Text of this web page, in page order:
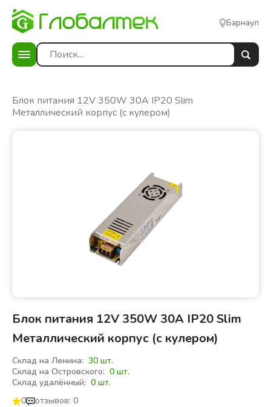
Барнаул
Блок питания 12V 350W 30A IP20 Slim
Металлический корпус (с кулером)
Блок питания 12V 350W 30A IP20 Slim
Металлический корпус (с кулером)
Склад на Ленина: 30 шт.
Склад на Островского: 0 шт.
Склад удалённый: 0 шт.
0
отзывов: 0